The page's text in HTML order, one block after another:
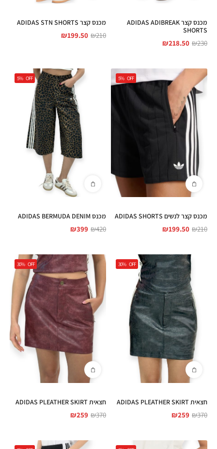
מכנס קצר ADIDAS ADIBREAK
SHORTS
₪230
₪218.50
מכנס קצר ADIDAS STN SHORTS
₪210
₪199.50
5% OFF
מכנס קצר לנשים ADIDAS SHORTS
₪210
₪199.50
5% OFF
מכנס ADIDAS BERMUDA DENIM
₪420
₪399
30% OFF
חצאית ADIDAS PLEATHER SKIRT
₪370
₪259
30% OFF
חצאית ADIDAS PLEATHER SKIRT
₪370
₪259